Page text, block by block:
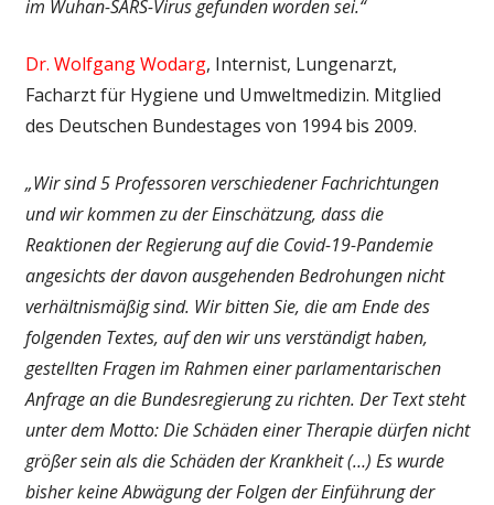
im Wuhan-SARS-Virus gefunden worden sei.“
Dr. Wolfgang Wodarg, Internist, Lungenarzt,
Facharzt für Hygiene und Umweltmedizin. Mitglied
des Deutschen Bundestages von 1994 bis 2009.
„Wir sind 5 Professoren verschiedener Fachrichtungen
und wir kommen zu der Einschätzung, dass die
Reaktionen der Regierung auf die Covid-19-Pandemie
angesichts der davon ausgehenden Bedrohungen nicht
verhältnismäßig sind. Wir bitten Sie, die am Ende des
folgenden Textes, auf den wir uns verständigt haben,
gestellten Fragen im Rahmen einer parlamentarischen
Anfrage an die Bundesregierung zu richten. Der Text steht
unter dem Motto: Die Schäden einer Therapie dürfen nicht
größer sein als die Schäden der Krankheit (…) Es wurde
bisher keine Abwägung der Folgen der Einführung der